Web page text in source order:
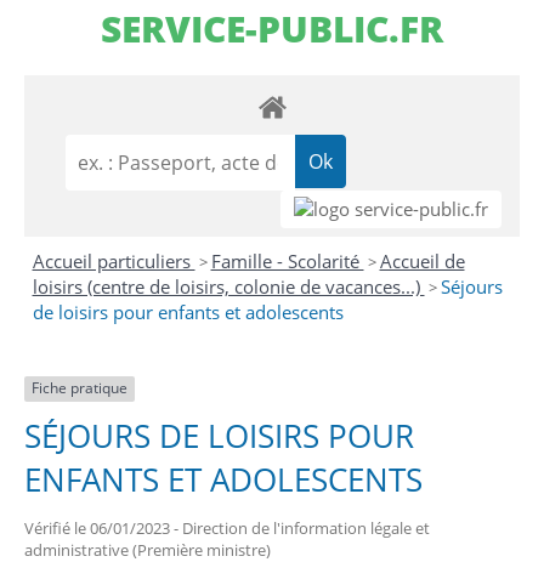
SERVICE-PUBLIC.FR
Accueil particuliers > Famille - Scolarité >Accueil de
loisirs (centre de loisirs, colonie de vacances...) >Séjours
de loisirs pour enfants et adolescents
Fiche pratique
SÉJOURS DE LOISIRS POUR
ENFANTS ET ADOLESCENTS
Vérifié le 06/01/2023 - Direction de l'information légale et
administrative (Première ministre)